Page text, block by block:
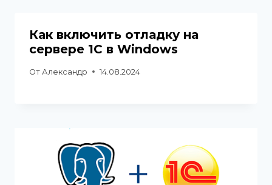
Как включить отладку на
сервере 1С в Windows
От Александр 14.08.2024